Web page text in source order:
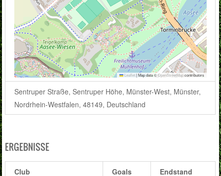
Leaflet|Map data ©OpenStreetMapcontributors
Sentruper Straße, Sentruper Höhe, Münster-West, Münster,
Nordrhein-Westfalen, 48149, Deutschland
ERGEBNISSE
Club Goals Endstand